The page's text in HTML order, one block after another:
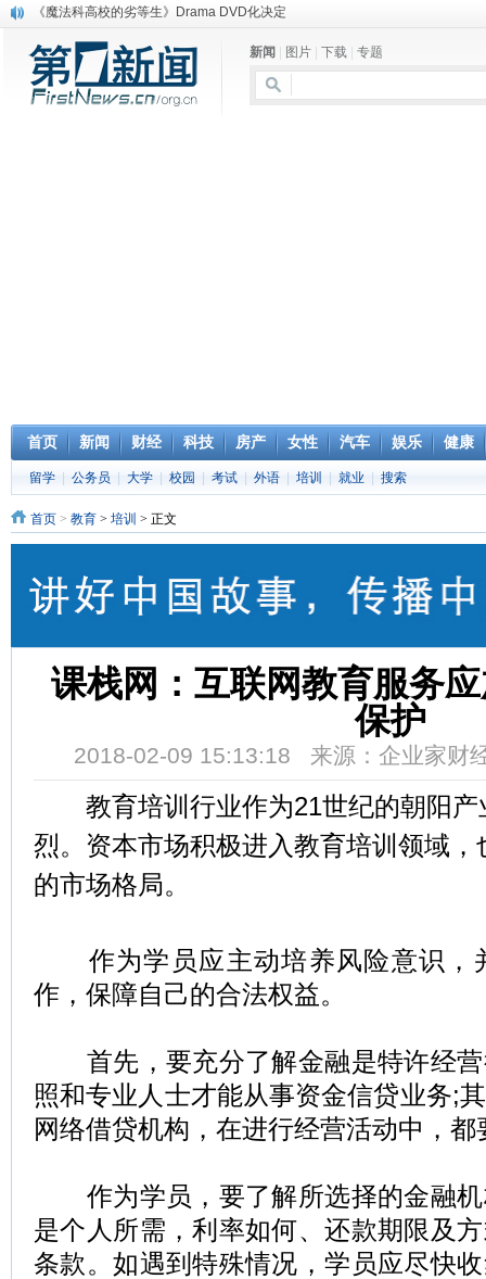
《魔法科高校的劣等生》Drama DVD化决定
消息称刘强东要求京东商城明年扭亏为盈
保健品也能吃出一身病? 康宝莱员工自揭多项家丑
煤价"跳水"电企利润"蹦高" 电煤联动亟待完善
新闻 图片 下载 专题
首页 新闻 财经 科技 房产 女性 汽车 娱乐 健康
留学 公务员 大学 校园 考试 外语 培训 就业 搜索
首页 > 教育 > 培训 > 正文
课栈网：互联网教育服务
保护
2018-02-09 15:13:18 来源：企业家财
教育培训行业作为21世纪的朝阳产
烈。资本市场积极进入教育培训领域
的市场格局。
作为学员应主动培养风险意识，
作，保障自己的合法权益。
首先，要充分了解金融是特许经营
照和专业人士才能从事资金信贷业务;
网络借贷机构，在进行经营活动中，
作为学员，要了解所选择的金融机
是个人所需，利率如何、还款期限及
条款。如遇到特殊情况，学员应尽快